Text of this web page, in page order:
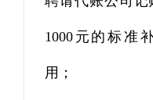
1000 元的标准
用；